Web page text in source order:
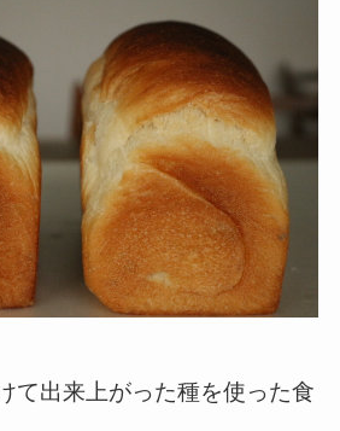
て出来上がった種を使った食